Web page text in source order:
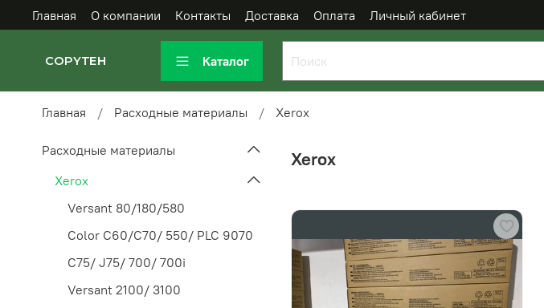
Главная О компании Контакты Доставка Оплата Личный кабинет
COPYTEH Каталог
Главная Расходные материалы Xerox
Xerox
Расходные материалы
Xerox
Versant 80/180/580
Color C60/C70/ 550/ PLC 9070
C75/ J75/ 700/ 700i
Versant 2100/ 3100